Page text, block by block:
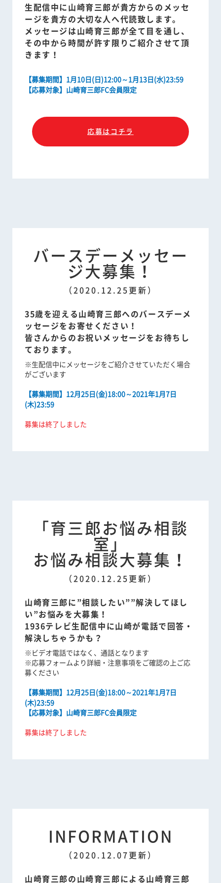
生配信中に山崎育三郎が貴方からのメッセ
ージを貴方の大切な人へ代読致します。
メッセージは山崎育三郎が全て目を通し、
その中から時間が許す限りご紹介させて頂
きます！
【募集期間】1月10日(日)12:00～1月13日(水)23:59
【応募対象】山崎育三郎FC会員限定
応募はコチラ
バースデーメッセー
ジ大募集！
（2020.12.25更新）
35歳を迎える山崎育三郎へのバースデーメ
ッセージをお寄せください！
皆さんからのお祝いメッセージをお待ちし
ております。
※生配信中にメッセージをご紹介させていただく場合
がございます
【募集期間】12月25日(金)18:00～2021年1月7日
(木)23:59
募集は終了しました
「育三郎お悩み相談
室」
お悩み相談大募集！
（2020.12.25更新）
山崎育三郎に”相談したい””解決してほし
い”お悩みを大募集！
1936テレビ生配信中に山崎が電話で回答・
解決しちゃうかも？
※ビデオ電話ではなく、通話となります
※応募フォームより詳細・注意事項をご確認の上ご応
募ください
【募集期間】12月25日(金)18:00～2021年1月7日
(木)23:59
【応募対象】山崎育三郎FC会員限定
募集は終了しました
INFORMATION
（2020.12.07更新）
山崎育三郎の山崎育三郎による山崎育三郎